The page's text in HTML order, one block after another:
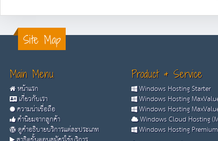
Site Map
Main Menu
หน้าแรก
เกี่ยวกับเรา
ความน่าเชื่อถือ
คำนิยมจากลูกค้า
ดูคำอธิบายบริการแต่ละประเภท
Product & Service
Windows Hosting Starter
Windows Hosting
Windows Hosting
Windows Cloud Hosting
Windows Hosting